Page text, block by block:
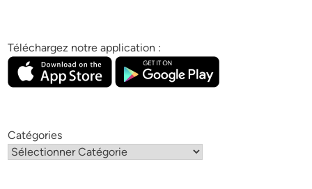
Téléchargez notre application :
Catégories